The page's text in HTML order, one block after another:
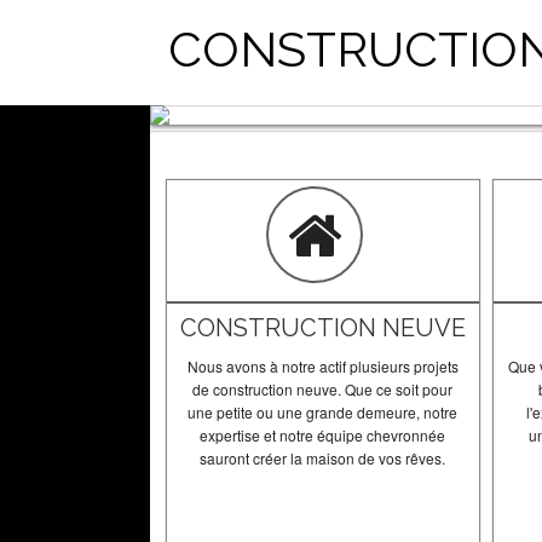
CONSTRUCTION NEUVE
Nous avons à notre actif plusieurs projets
de construction neuve. Que ce soit pour
une petite ou une grande demeure, notre
expertise et notre équipe chevronnée
sauront créer la maison de vos rêves.
Que